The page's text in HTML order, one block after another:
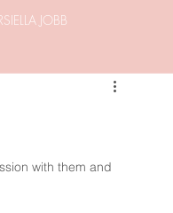
JOBB
SOMMAR
with them and